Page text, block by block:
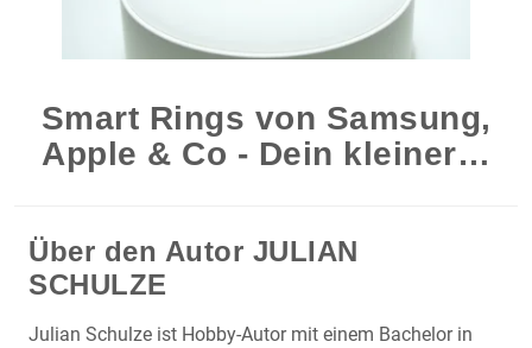
Smart Rings von Samsung,
Apple & Co - Dein kleiner…
Über den Autor JULIAN
SCHULZE
Julian Schulze ist Hobby-Autor mit einem Bachelor in